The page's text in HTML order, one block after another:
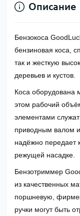
Описание
Бензокоса
бензиновая коса,
так и жесткую
деревьев и кустов.
Коса оборудована
этом рабочий
элементами
приводным валом
надёжно передает
режущей насадке.
Бензотриммер
из качественных
поршневую,
ручки могут быть